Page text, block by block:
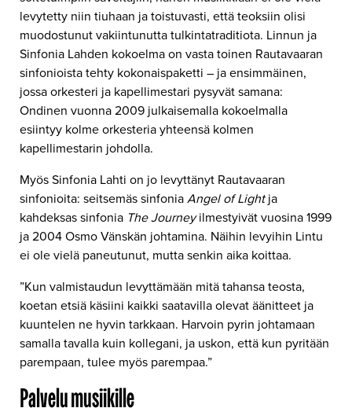
levytetty niin tiuhaan ja toistuvasti, että teoksiin olisi
muodostunut vakiintunutta tulkintatraditiota. Linnun ja
Sinfonia Lahden kokoelma on vasta toinen Rautavaaran
sinfonioista tehty kokonaispaketti – ja ensimmäinen,
jossa orkesteri ja kapellimestari pysyvät samana:
Ondinen vuonna 2009 julkaisemalla kokoelmalla
esiintyy kolme orkesteria yhteensä kolmen
kapellimestarin johdolla.
Myös Sinfonia Lahti on jo levyttänyt Rautavaaran
sinfonioita: seitsemäs sinfoniaAngel of Lightja
kahdeksas sinfonia The Journeyilmestyivät vuosina 1999
ja 2004 Osmo Vänskän johtamina. Näihin levyihin Lintu
ei ole vielä paneutunut, mutta senkin aika koittaa.
”Kun valmistaudun levyttämään mitä tahansa teosta,
koetan etsiä käsiini kaikki saatavilla olevat äänitteet ja
kuuntelen ne hyvin tarkkaan. Harvoin pyrin johtamaan
samalla tavalla kuin kollegani, ja uskon, että kun pyritään
parempaan, tulee myös parempaa.”
Palvelu musiikille